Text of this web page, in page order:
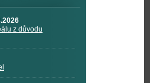
z důvodu